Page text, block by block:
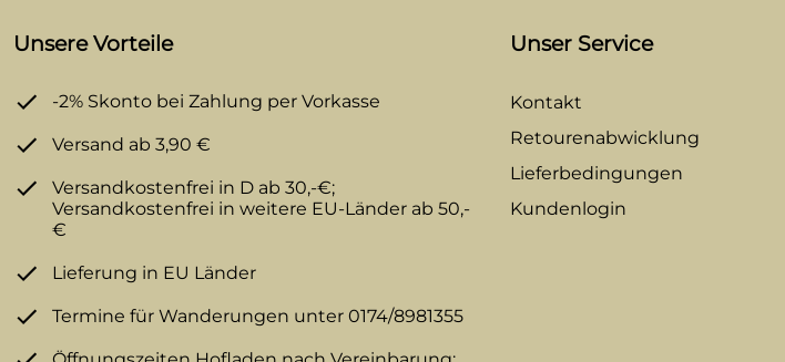
Unsere Vorteile
-2% Skonto bei Zahlung per Vorkasse
Versand ab 3,90 €
Versandkostenfrei in D ab 30,-€;
Versandkostenfrei in weitere EU-Länder ab 50,-
€
Lieferung in EU Länder
Termine für Wanderungen unter 0174/8981355
Unser Service
Kontakt
Retourenabwicklung
Lieferbedingungen
Kundenlogin